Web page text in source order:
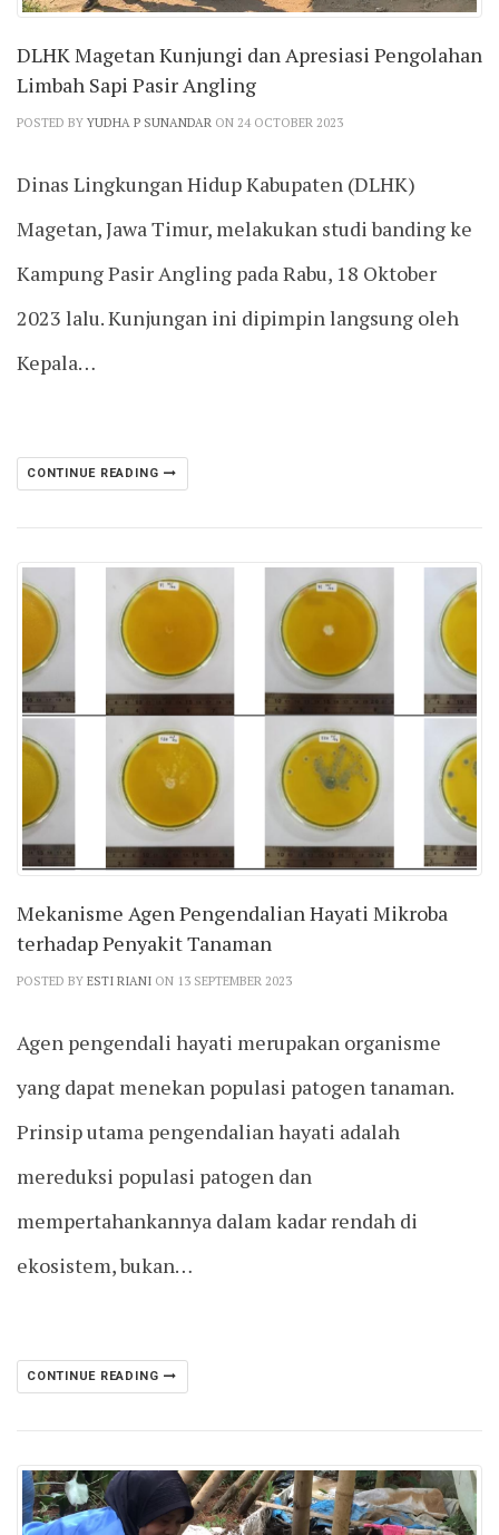
DLHK Magetan Kunjungi dan Apresiasi Pengolahan
Limbah Sapi Pasir Angling
POSTED BY YUDHA P SUNANDAR ON 24 OCTOBER 2023
Dinas Lingkungan Hidup Kabupaten (DLHK)
Magetan, Jawa Timur, melakukan studi banding ke
Kampung Pasir Angling pada Rabu, 18 Oktober
2023 lalu. Kunjungan ini dipimpin langsung oleh
Kepala…
CONTINUE READING
Mekanisme Agen Pengendalian Hayati Mikroba
terhadap Penyakit Tanaman
POSTED BY ESTI RIANI ON 13 SEPTEMBER 2023
Agen pengendali hayati merupakan organisme
yang dapat menekan populasi patogen tanaman.
Prinsip utama pengendalian hayati adalah
mereduksi populasi patogen dan
mempertahankannya dalam kadar rendah di
ekosistem, bukan…
CONTINUE READING